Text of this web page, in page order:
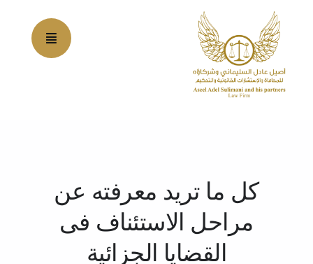
كل ما تريد معرفته عن
مراحل الاستئناف فى
القضايا الجزائية​